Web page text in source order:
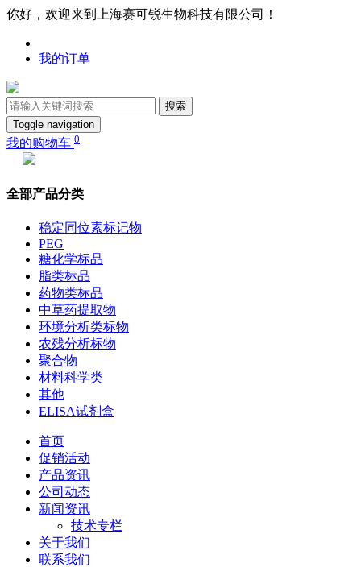
你好，欢迎来到上海赛可锐生物科技有限公司！
我的订单
搜索
Toggle navigation
我的购物车 0
全部产品分类
稳定同位素标记物
PEG
糖化学标品
脂类标品
药物类标品
中草药提取物
环境分析类标物
农残分析标物
聚合物
材料科学类
其他
ELISA试剂盒
首页
促销活动
产品资讯
公司动态
新闻资讯
技术专栏
关于我们
联系我们